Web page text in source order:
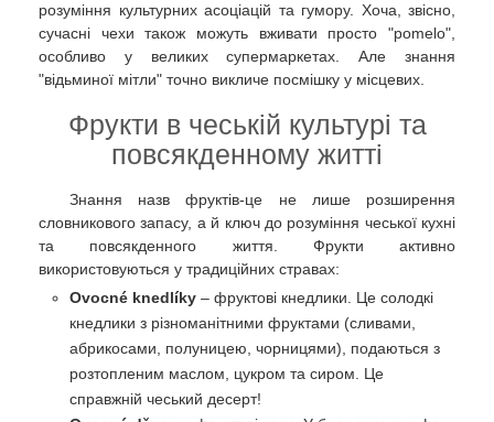
розуміння культурних асоціацій та гумору. Хоча, звісно,
сучасні чехи також можуть вживати просто "pomelo",
особливо у великих супермаркетах. Але знання
"відьминої мітли" точно викличе посмішку у місцевих.
Фрукти в чеській культурі та
повсякденному житті
Знання назв фруктів-це не лише розширення
словникового запасу, а й ключ до розуміння чеської кухні
та повсякденного життя. Фрукти активно
використовуються у традиційних стравах:
Ovocné knedlíky – фруктові кнедлики. Це солодкі
кнедлики з різноманітними фруктами (сливами,
абрикосами, полуницею, чорницями), подаються з
розтопленим маслом, цукром та сиром. Це
справжній чеський десерт!